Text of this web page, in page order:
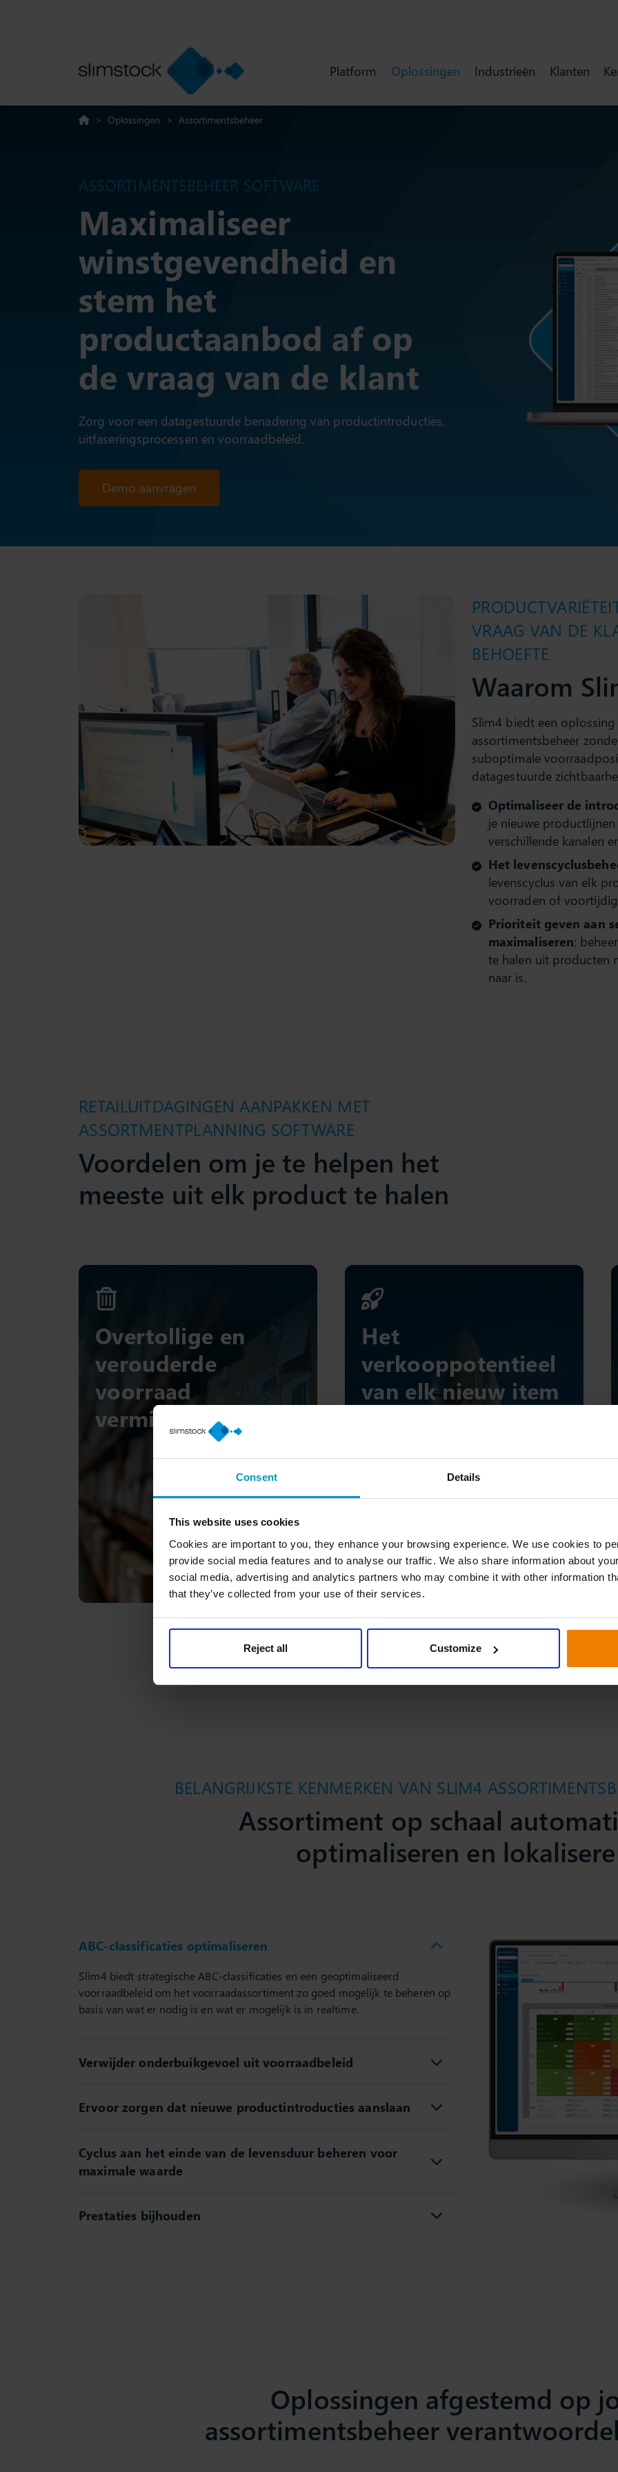
Consent Details
This website uses cookies
Cookies are important to you, they enhance your browsing experience. We use cookies to
provide social media features and to analyse our traffic. We also share information about
social media, advertising and analytics partners who may combine it with other information
that they’ve collected from your use of their services.
Reject all Customize
Platform Oplossingen Industrieën Klanten
> Oplossingen > Assortimentsbeheer
ASSORTIMENTSBEHEER SOFTWARE
Maximaliseer
winstgevendheid en
stem het
productaanbod af op
de vraag van de klant
Zorg voor een datagestuurde benadering van productintroducties,
uitfaseringsprocessen en voorraadbeleid.
Demo aanvragen
VRAAG VAN DE
BEHOEFTE
Waarom
Slim4 biedt een
assortimentsbeheer
suboptimale
datagestuurde
Optimaliseer de
je nieuwe
verschillende kanalen
Het
levenscyclus van elk
voorraden of
Prioriteit geven aan
maximaliseren:
te halen uit producten
naar is.
RETAILUITDAGINGEN AANPAKKEN MET
ASSORTMENTPLANNING SOFTWARE
Voordelen om je te helpen het
meeste uit elk product te halen
Overtollige en
verouderde
voorraad
verminderen (E&O)
Het
verkooppotentieel
van elk nieuw item
BELANGRIJKSTE KENMERKEN VAN SLIM4
Assortiment op schaal
optimaliseren en
ABC-classificaties optimaliseren
Slim4 biedt strategische ABC-classificaties en een geoptimaliseerd
voorraadbeleid om het voorraadassortiment zo goed mogelijk te beheren op
basis van wat er nodig is en wat er mogelijk is in realtime.
Verwijder onderbuikgevoel uit voorraadbeleid
Ervoor zorgen dat nieuwe productintroducties aanslaan
Cyclus aan het einde van de levensduur beheren voor
maximale waarde
Prestaties bijhouden
Oplossingen afgestemd op
assortimentsbeheer